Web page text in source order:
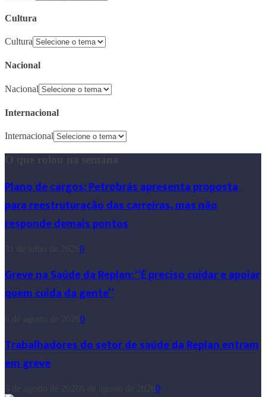
Cultura
Cultura
Nacional
Nacional
Internacional
Internacional
O que rolou na semana
Plano de cargos: Petrobrás apresenta proposta
para reestruturação das carreiras, mas não
responde demais pontos
0
Greve na Saúde da Replan: “É preciso cuidar e apoiar
quem cuida da gente”
0
Trabalhadores do setor de saúde da Replan entram
em greve
0